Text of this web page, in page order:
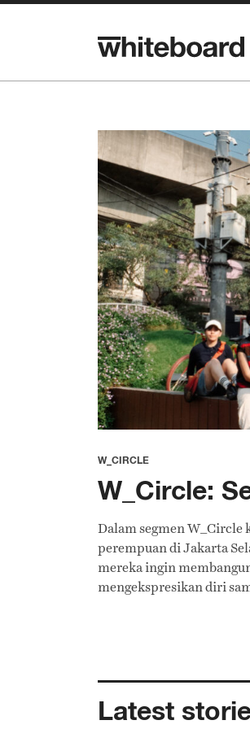
W_CIRCLE
W_Circle:
Dalam segmen
perempuan di Jakarta
mereka ingin
mengekspresikan diri
Latest